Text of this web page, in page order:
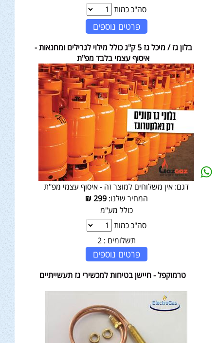
סה"כ כמות
פרטים נוספים
בלון גז / מיכל גז 5 ק"ג כולל מילוי לגרילים ומחנאות -
איסוף עצמי בלבד מפ"ת
דגם: אין משלוחים למוצר זה - איסוף עצמי מפ"ת
המחיר שלנו:299
₪
כולל מע"מ
סה"כ כמות
תשלומים : 2
פרטים נוספים
טרמוקפל - חיישן בטיחות למכשירי גז תעשייתיים